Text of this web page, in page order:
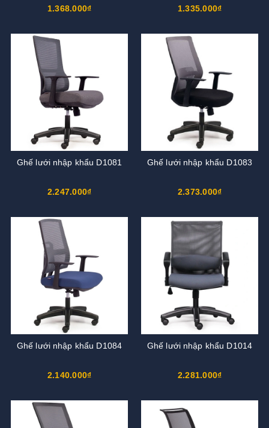
1.368.000₫ 1.335.000₫
Ghế lưới nhập khẩu D1081
2.247.000₫
Ghế lưới nhập khẩu D1083
2.373.000₫
Ghế lưới nhập khẩu D1084
2.140.000₫
Ghế lưới nhập khẩu D1014
2.281.000₫